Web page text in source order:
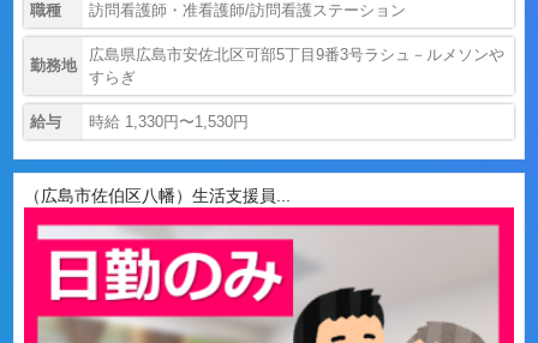
職種 訪問看護師・准看護師/訪問看護ステーション
勤務地
広島県広島市安佐北区可部5丁目9番3号ラシュ－ルメソンや
すらぎ
給与 時給 1,330円〜1,530円
（広島市佐伯区八幡）生活支援員...